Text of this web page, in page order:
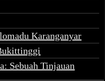
Karanganyar
Sebuah Tinjauan